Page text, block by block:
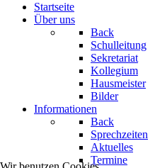
Startseite
Über uns
Back
Schulleitung
Sekretariat
Kollegium
Hausmeister
Bilder
Informationen
Back
Sprechzeiten
Aktuelles
Termine